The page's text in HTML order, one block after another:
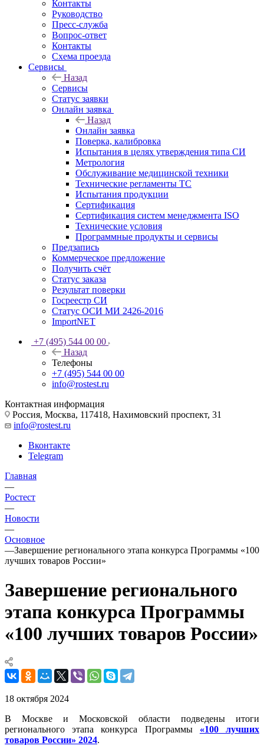
Контакты
Руководство
Пресс-служба
Вопрос-ответ
Контакты
Схема проезда
Сервисы
Назад
Сервисы
Статус заявки
Онлайн заявка
Назад
Онлайн заявка
Поверка, калибровка
Испытания в целях утверждения типа СИ
Метрология
Обслуживание медицинской техники
Технические регламенты ТС
Испытания продукции
Сертификация
Сертификация систем менеджмента ISO
Технические условия
Программные продукты и сервисы
Предзапись
Коммерческое предложение
Получить счёт
Статус заказа
Результат поверки
Госреестр СИ
Статус ОСИ МИ 2426-2016
ImportNET
+7 (495) 544 00 00
Назад
Телефоны
+7 (495) 544 00 00
info@rostest.ru
Контактная информация
Россия, Москва, 117418, Нахимовский проспект, 31
info@rostest.ru
Вконтакте
Telegram
Главная
—
Ростест
—
Новости
—
Основное
—Завершение регионального этапа конкурса Программы «100
лучших товаров России»
Завершение регионального
этапа конкурса Программы
«100 лучших товаров России»
18 октября 2024
В Москве и Московской области подведены итоги
регионального этапа конкурса Программы «100 лучших
товаров России» 2024.